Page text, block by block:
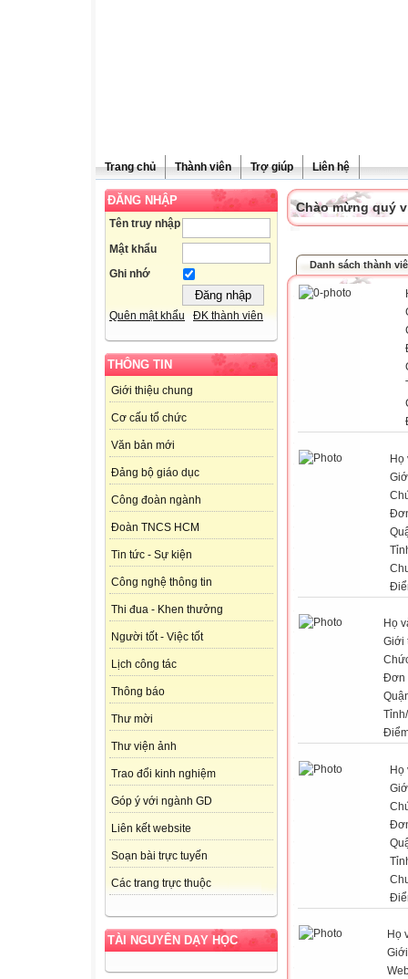
Trang chủ Thành viên Trợ giúp Liên hệ
ĐĂNG NHẬP
Tên truy nhập
Mật khẩu
Ghi nhớ
Quên mật khẩu ĐK thành viên
THÔNG TIN
Giới thiệu chung
Cơ cấu tổ chức
Văn bản mới
Đảng bộ giáo dục
Công đoàn ngành
Đoàn TNCS HCM
Tin tức - Sự kiện
Công nghệ thông tin
Thi đua - Khen thưởng
Người tốt - Việc tốt
Lịch công tác
Thông báo
Thư mời
Thư viện ảnh
Trao đổi kinh nghiệm
Góp ý với ngành GD
Liên kết website
Soạn bài trực tuyến
Các trang trực thuộc
TÀI NGUYÊN DẠY HỌC
Chào mừng quý
Danh sách thành
Họ
Họ
Giới
Đơn
Họ
Họ